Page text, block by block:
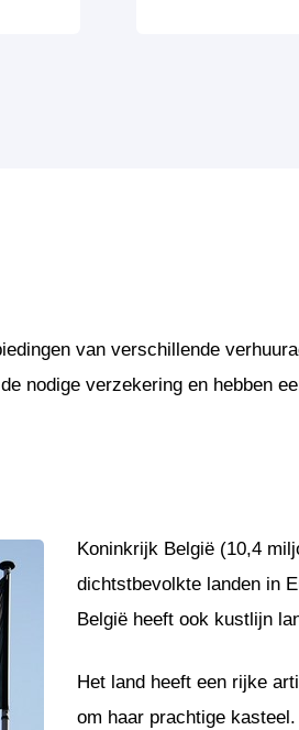
van verschillende
nodige verzekering en hebben
Koninkrijk België (10,4
dichtstbevolkte landen in
België heeft ook kustlijn
Het land heeft een rijke
om haar prachtige kasteel.